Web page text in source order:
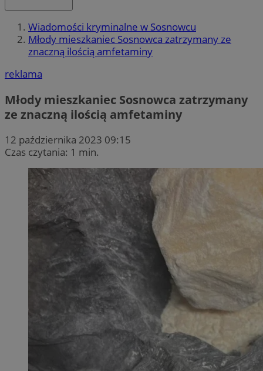
Wiadomości kryminalne w Sosnowcu
Młody mieszkaniec Sosnowca zatrzymany ze
znaczną ilością amfetaminy
reklama
Młody mieszkaniec Sosnowca zatrzymany
ze znaczną ilością amfetaminy
12 października 2023 09:15
Czas czytania: 1 min.